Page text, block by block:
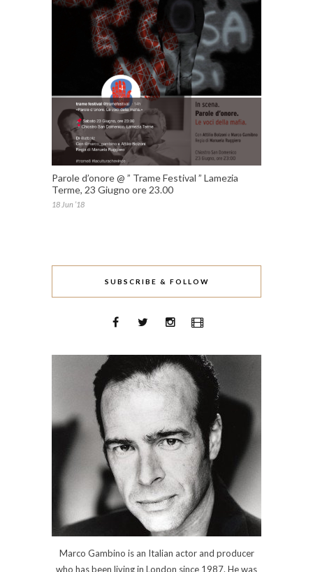
Parole d’onore @ ” Trame Festival ” Lamezia
Terme, 23 Giugno ore 23.00
18 Jun ’18
SUBSCRIBE & FOLLOW
Marco Gambino is an Italian actor and producer
who has been living in London since 1987. He was